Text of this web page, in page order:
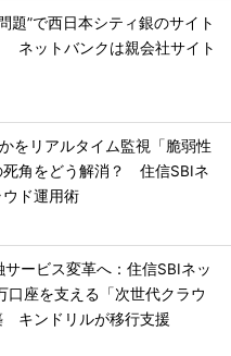
題”で西日本シティ銀のサイト
ネットバンクは親会社サイト
をリアルタイム監視「脆弱性
死角をどう解消？ 住信SBIネ
ド運用術
サービス変革へ：住信SBIネッ
口座を支える「次世代クラウ
キンドリルが移行支援